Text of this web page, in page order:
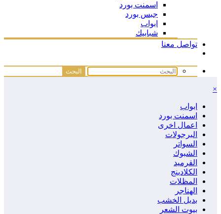
اسمنت بورد
جبس بورد
ابواب
شبابيك
تواصل معنا
×
ابواب
اسمنت بورد
اعمال اخرى
البرجولات
السواتر
الشبوك
القرميد
الكلادينج
المظلات
الهناجر
بديل الخشب
بيوت الشعر